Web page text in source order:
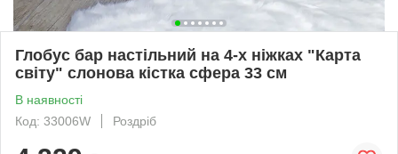
Глобус бар настільний на 4-х ніжках "Карта
світу" слонова кістка сфера 33 см
В наявності
Код: 33006W
Роздріб